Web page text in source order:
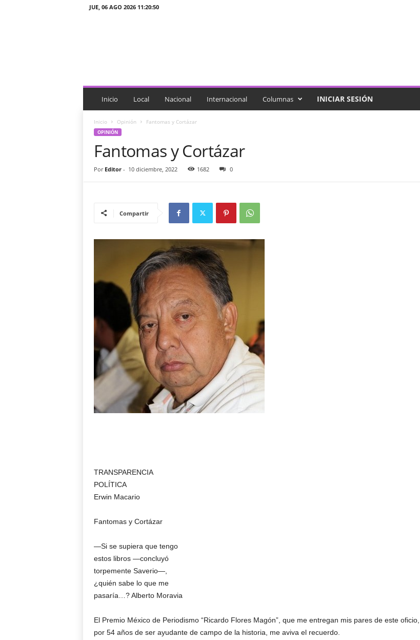
JUE, 06 AGO 2026 11:20:50
c
a
Inicio Local Nacional Internacional Columnas INICIAR SESIÓN
Inicio Opinión Fantomas y Cortázar
OPINIÓN
Fantomas y Cortázar
Por Editor- 10 diciembre, 2022 1682 0
Compartir
TRANSPARENCIA
POLÍTICA
Erwin Macario
Fantomas y Cortázar
—Si se supiera que tengo
estos libros —concluyó
torpemente Saverio—,
¿quién sabe lo que me
pasaría…? Alberto Moravia
El Premio México de Periodismo “Ricardo Flores Magón”, que me entregan mis pares de este oficio,
por 54 años de ser ayudante de campo de la historia, me aviva el recuerdo.